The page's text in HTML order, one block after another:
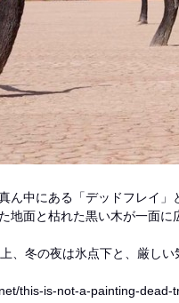
ん中にある「デッドフレイ
地面と枯れた黒い木が一面に
、冬の夜は氷点下と、厳しい
this-is-not-a-painting-